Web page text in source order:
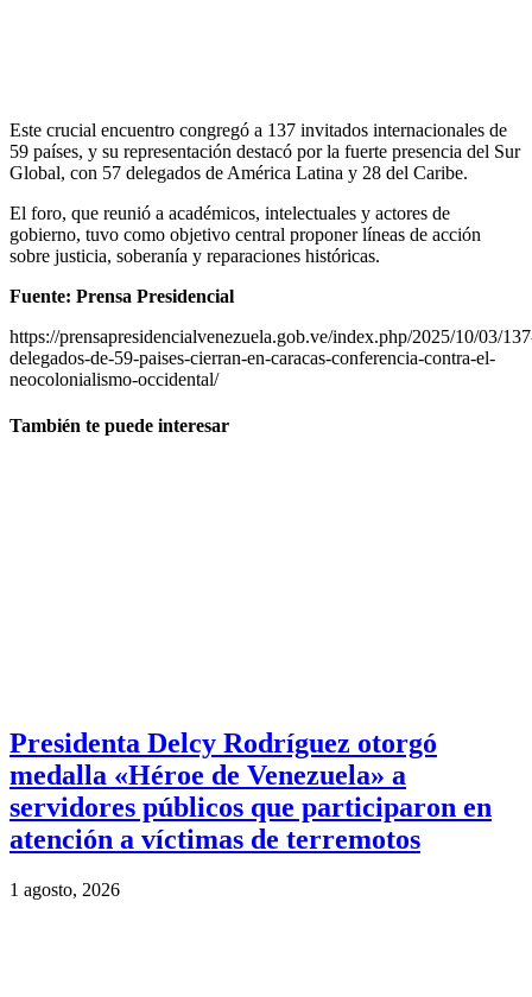
Este crucial encuentro congregó a 137 invitados internacionales de
59 países, y su representación destacó por la fuerte presencia del Sur
Global, con 57 delegados de América Latina y 28 del Caribe.
El foro, que reunió a académicos, intelectuales y actores de
gobierno, tuvo como objetivo central proponer líneas de acción
sobre justicia, soberanía y reparaciones históricas.
Fuente: Prensa Presidencial
https://prensapresidencialvenezuela.gob.ve/index.php/2025/10/03/
delegados-de-59-paises-cierran-en-caracas-conferencia-contra-el-
neocolonialismo-occidental/
También te puede interesar
Presidenta Delcy Rodríguez otorgó
medalla «Héroe de Venezuela» a
servidores públicos que participaron en
atención a víctimas de terremotos
1 agosto, 2026